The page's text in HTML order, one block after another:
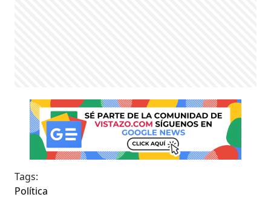
Tags:
Política